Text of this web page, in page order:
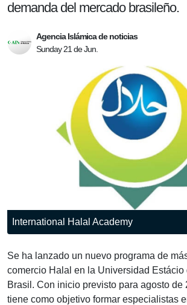
demanda del mercado brasileño.
Agencia Islámica de noticias
Sunday 21 de Jun.
International Halal Academy
Se ha lanzado un nuevo programa de
comercio Halal en la Universidad Estácio
Brasil. Con inicio previsto para agosto de
tiene como objetivo formar especialistas